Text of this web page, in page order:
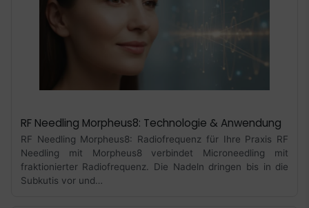
RF Needling Morpheus8: Technologie & Anwendung
RF Needling Morpheus8: Radiofrequenz für Ihre Praxis RF
Needling mit Morpheus8 verbindet Microneedling mit
fraktionierter Radiofrequenz. Die Nadeln dringen bis in die
Subkutis vor und…